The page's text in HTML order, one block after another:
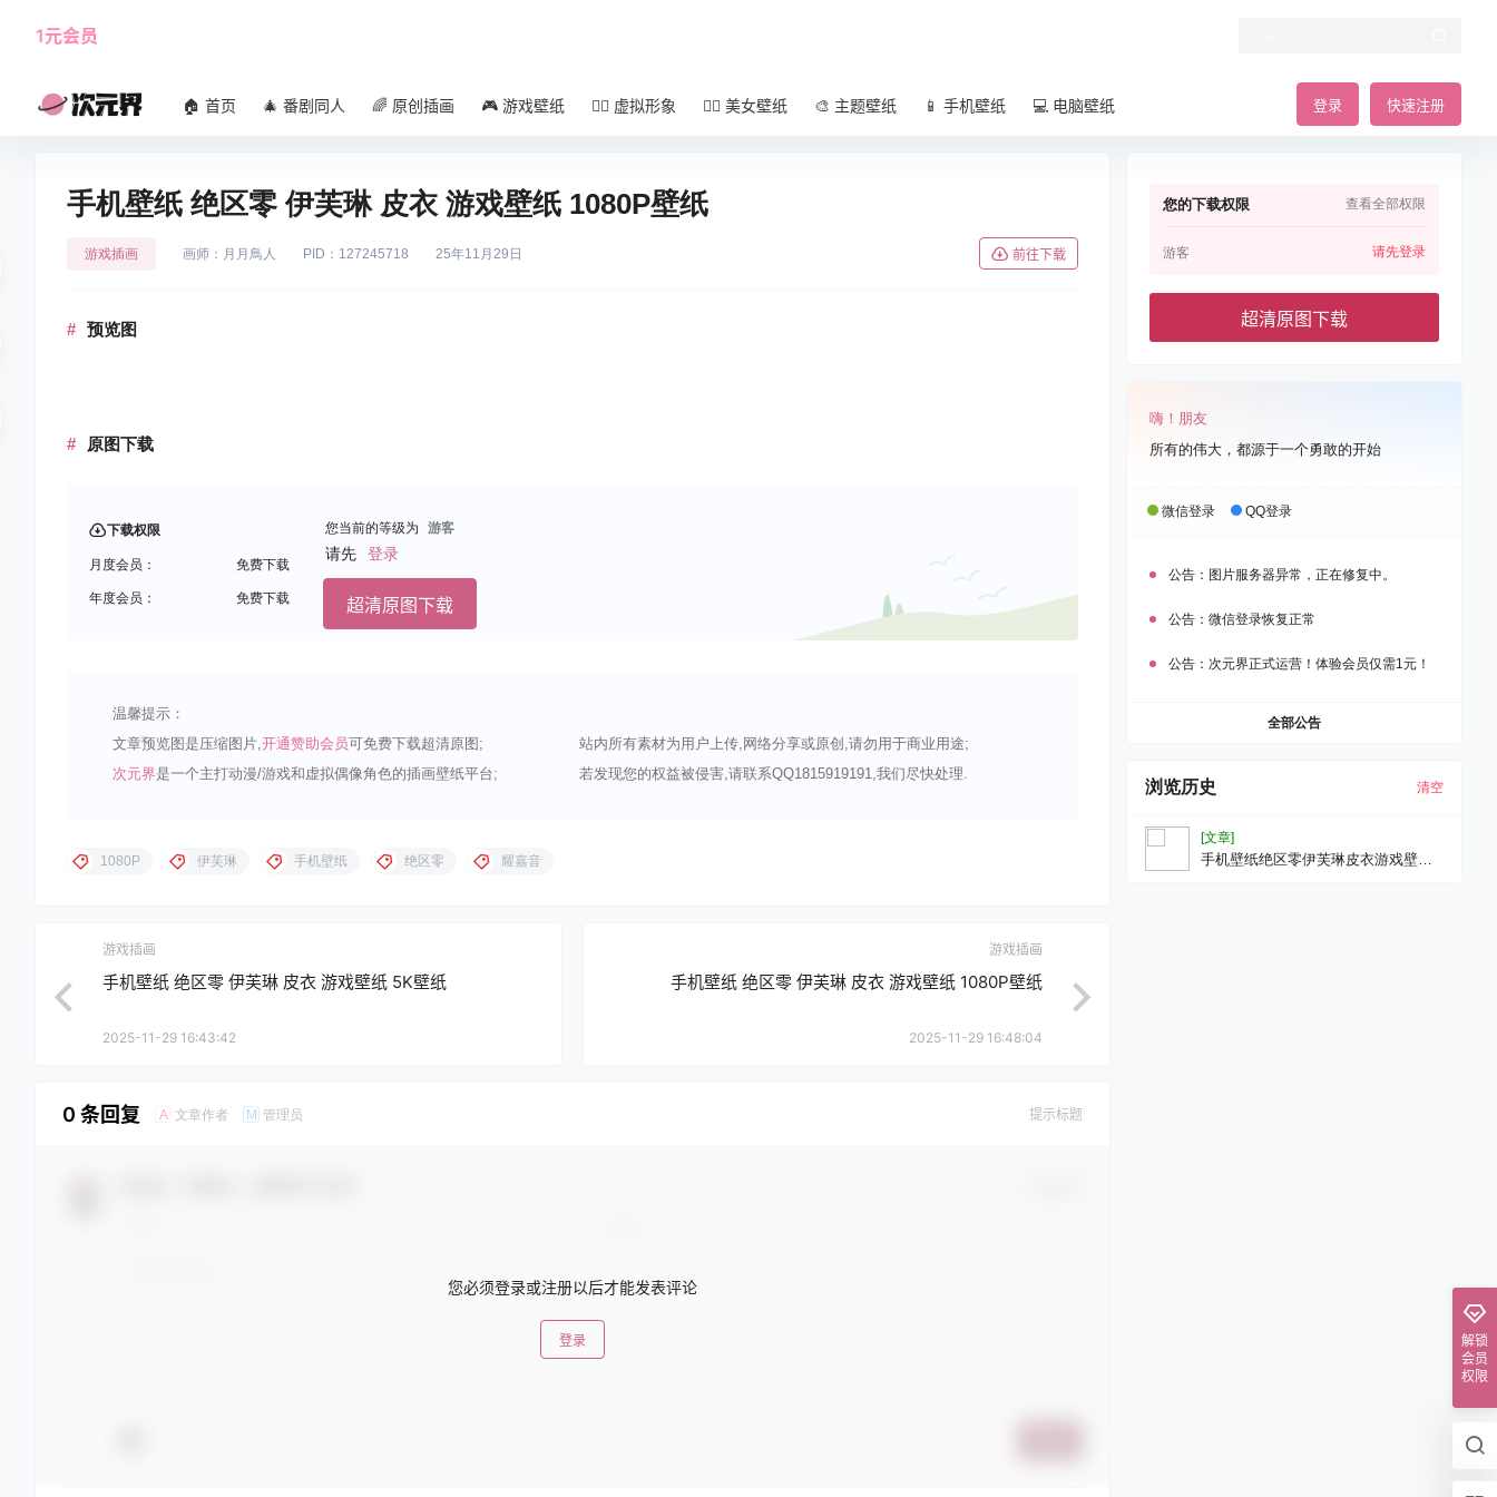
1元会员
登录 快速注册
🏠 首页 🎄 番剧同人 🌈 原创插画 🎮 游戏壁纸 🧚‍♀️ 虚拟形象 🧜‍♀️ 美女壁纸 🎨 主题壁纸 📱 手机壁纸 💻 电脑壁纸
手机壁纸 绝区零 伊芙琳 皮衣 游戏壁纸 1080P壁纸
游戏插画 画师：月月鳥人 PID：127245718 25年11月29日 前往下载
预览图
原图下载
下载权限
月度会员： 免费下载
年度会员： 免费下载
您当前的等级为 游客
请先 登录
超清原图下载
温馨提示：
文章预览图是压缩图片,开通赞助会员可免费下载超清原图;
站内所有素材为用户上传,网络分享或原创,请勿用于商业用途;
次元界是一个主打动漫/游戏和虚拟偶像角色的插画壁纸平台; 若发现您的权益被侵害,请联系QQ1815919191,我们尽快处理.
1080P 伊芙琳 手机壁纸 绝区零 耀嘉音
游戏插画
手机壁纸 绝区零 伊芙琳 皮衣 游戏壁纸 5K壁纸
2025-11-29 16:43:42
游戏插画
手机壁纸 绝区零 伊芙琳 皮衣 游戏壁纸 1080P壁纸
2025-11-29 16:48:04
0 条回复 A 文章作者 M 管理员 提示标题
您必须登录或注册以后才能发表评论
登录
您的下载权限 查看全部权限
游客 请先登录
超清原图下载
嗨！朋友
所有的伟大，都源于一个勇敢的开始
微信登录 QQ登录
公告： 图片服务器异常，正在修复中。
公告： 微信登录恢复正常
公告： 次元界正式运营！体验会员仅需1元！
全部公告
浏览历史 清空
[文章]
手机壁纸绝区零伊芙琳皮衣游戏壁纸
解锁
会员
权限